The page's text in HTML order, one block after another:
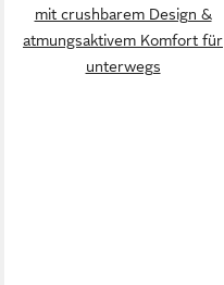
mit crushbarem Design &
atmungsaktivem Komfort für
unterwegs